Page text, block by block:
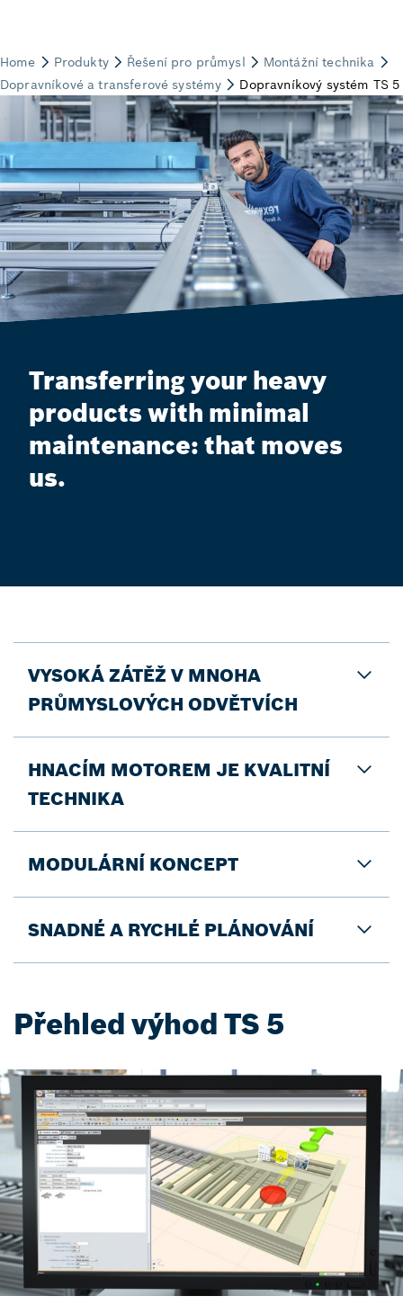
Transferring your heavy
products with minimal
maintenance: that moves
us.
VYSOKÁ ZÁTĚŽ V MNOHA
PRŮMYSLOVÝCH ODVĚTVÍCH
HNACÍM MOTOREM JE KVALITNÍ
TECHNIKA
MODULÁRNÍ KONCEPT
SNADNÉ A RYCHLÉ PLÁNOVÁNÍ
Přehled výhod TS 5